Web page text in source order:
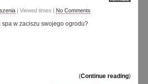
| Viewed times | No Comments
w zaciszu swojego ogrodu?
(Continue reading)